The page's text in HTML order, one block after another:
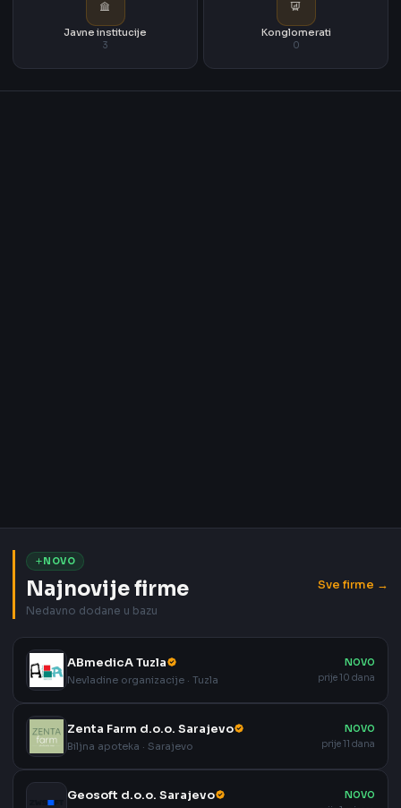
Javne institucije
3
Konglomerati
0
NOVO
Najnovije firme
Nedavno dodane u bazu
Sve firme →
ABmedicA Tuzla
Nevladine organizacije · Tuzla
NOVO
prije 10 dana
Zenta Farm d.o.o. Sarajevo
Biljna apoteka · Sarajevo
NOVO
prije 11 dana
Geosoft d.o.o. Sarajevo
NOVO